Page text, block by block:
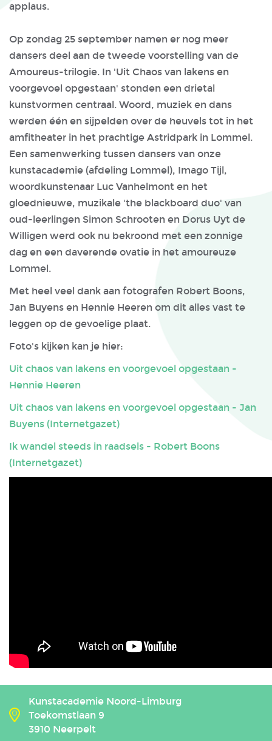
applaus.
Op zondag 25 september namen er nog meer
dansers deel aan de tweede voorstelling van de
Amoureus-trilogie. In 'Uit Chaos van lakens en
voorgevoel opgestaan' stonden een drietal
kunstvormen centraal. Woord, muziek en dans
werden één en sijpelden over de heuvels tot in het
amfitheater in het prachtige Astridpark in Lommel.
Een samenwerking tussen dansers van onze
kunstacademie (afdeling Lommel), Imago Tijl,
woordkunstenaar Luc Vanhelmont en het
gloednieuwe, muzikale 'the blackboard duo' van
oud-leerlingen Simon Schrooten en Dorus Uyt de
Willigen werd ook nu bekroond met een zonnige
dag en een daverende ovatie in het amoureuze
Lommel.
Met heel veel dank aan fotografen Robert Boons,
Jan Buyens en Hennie Heeren om dit alles vast te
leggen op de gevoelige plaat.
Foto's kijken kan je hier:
Uit chaos van lakens en voorgevoel opgestaan -
Hennie Heeren
Uit chaos van lakens en voorgevoel opgestaan - Jan
Buyens (Internetgazet)
Ik wandel steeds in raadsels - Robert Boons
(Internetgazet)
Kunstacademie Noord-Limburg
Toekomstlaan 9
3910 Neerpelt